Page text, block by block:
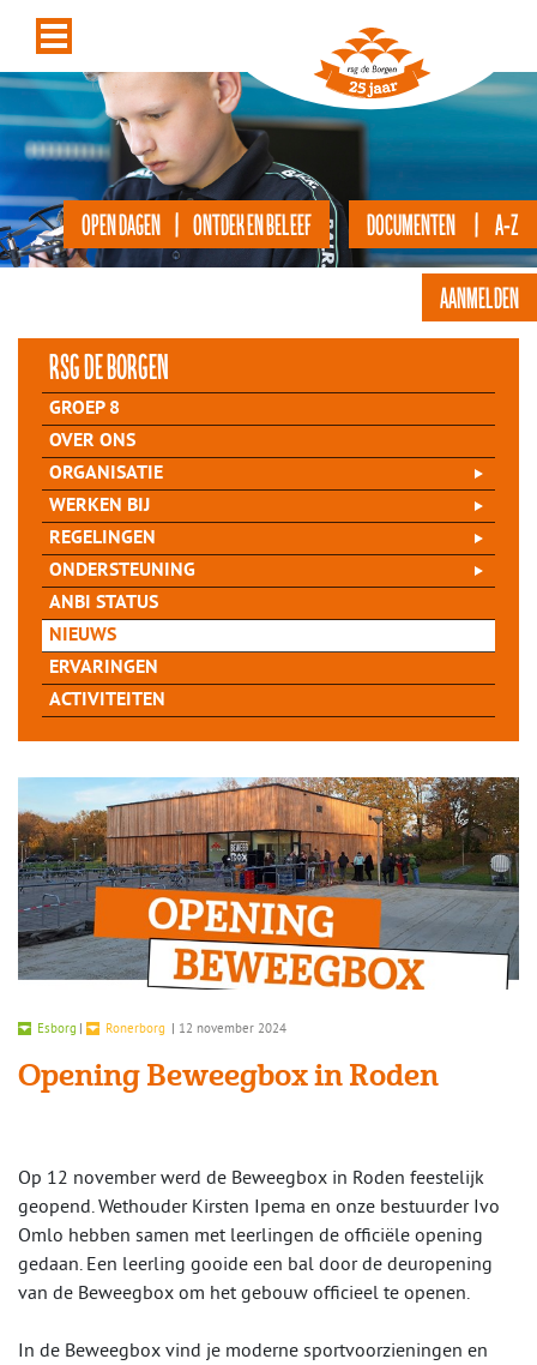
DOCUMENTEN | A-Z
OPEN DAGEN | ONTDEK EN BELEEF
AANMELDEN
rsg de Borgen
GROEP 8
OVER ONS
ORGANISATIE
WERKEN BIJ
REGELINGEN
ONDERSTEUNING
ANBI STATUS
NIEUWS
ERVARINGEN
ACTIVITEITEN
Esborg | Ronerborg | 12 november 2024
Opening Beweegbox in Roden
Op 12 november werd de Beweegbox in Roden feestelijk
geopend. Wethouder Kirsten Ipema en onze bestuurder Ivo
Omlo hebben samen met leerlingen de officiële opening
gedaan. Een leerling gooide een bal door de deuropening
van de Beweegbox om het gebouw officieel te openen.
In de Beweegbox vind je moderne sportvoorzieningen en